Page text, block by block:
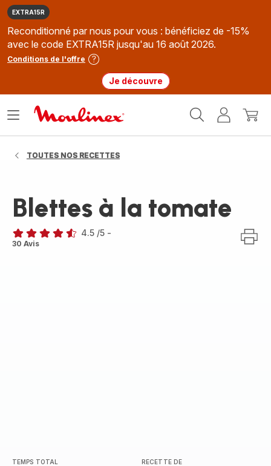
EXTRA15R
Reconditionné par nous pour vous : bénéficiez de -15%
avec le code EXTRA15R jusqu'au 16 août 2026.
Conditions de l'offre
Je découvre
MonMon
Ouvrir
TOUTES NOS RECETTES
Blettes à la tomate
ratings.4.5
4.5 /5 -
30 Avis
TEMPS TOTAL RECETTE DE